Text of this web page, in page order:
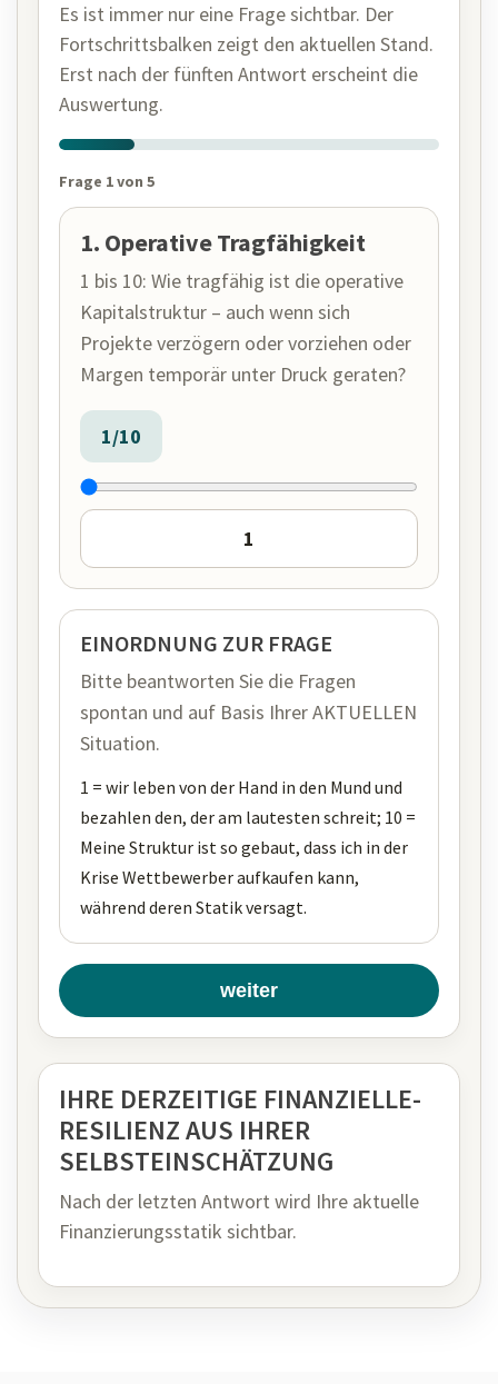
Es ist immer nur eine Frage sichtbar. Der
Fortschrittsbalken zeigt den aktuellen Stand.
Erst nach der fünften Antwort erscheint die
Auswertung.
Frage 1 von 5
1. Operative Tragfähigkeit
1 bis 10: Wie tragfähig ist die operative
Kapitalstruktur – auch wenn sich
Projekte verzögern oder vorziehen oder
Margen temporär unter Druck geraten?
1/10
EINORDNUNG ZUR FRAGE
Bitte beantworten Sie die Fragen
spontan und auf Basis Ihrer AKTUELLEN
Situation.
1 = wir leben von der Hand in den Mund und
bezahlen den, der am lautesten schreit; 10 =
Meine Struktur ist so gebaut, dass ich in der
Krise Wettbewerber aufkaufen kann,
während deren Statik versagt.
weiter
IHRE DERZEITIGE FINANZIELLE-
RESILIENZ AUS IHRER
SELBSTEINSCHÄTZUNG
Nach der letzten Antwort wird Ihre aktuelle
Finanzierungsstatik sichtbar.